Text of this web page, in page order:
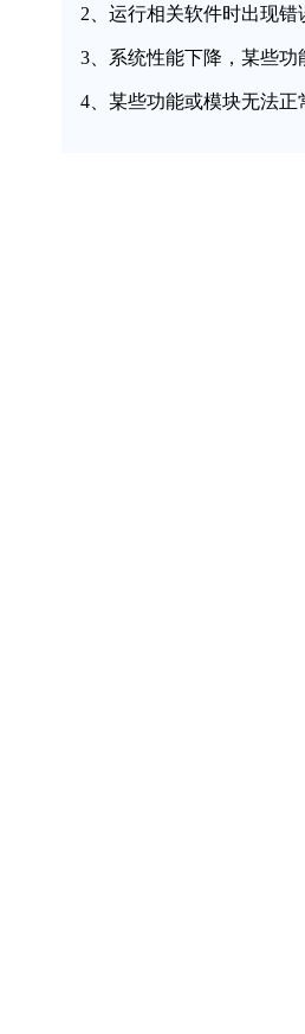
2、运行相关软件时出现错
3、系统性能下降，某些功
4、某些功能或模块无法正